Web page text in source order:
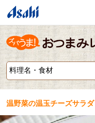
温野菜の温玉チーズサラダ